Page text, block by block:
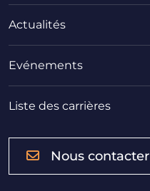
Actualités
Evénements
Liste des carrières
Nous contacter